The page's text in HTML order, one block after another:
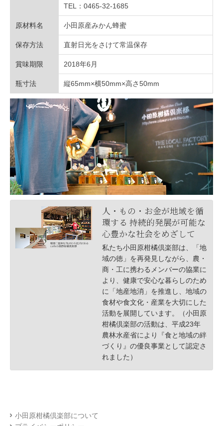
TEL：0465-32-1685
原材料名 小田原産みかん蜂蜜
保存方法 直射日光をさけて常温保存
賞味期限 2018年6月
瓶寸法 縦65mm×横50mm×高さ50mm
人・もの・お金が地域を循
環する 持続的発展が可能な
心豊かな社会をめざして
私たち小田原柑橘倶楽部は、「地
域の徳」を再発見しながら、農・
商・工に携わるメンバーの協業に
より、健康で安心な暮らしのため
に「地産地消」を推進し、地域の
食材や食文化・産業を大切にした
活動を展開しています。（小田原
柑橘倶楽部の活動は、平成23年
農林水産省により『食と地域の絆
づくり』の優良事業として認定さ
れました）
小田原柑橘倶楽部について